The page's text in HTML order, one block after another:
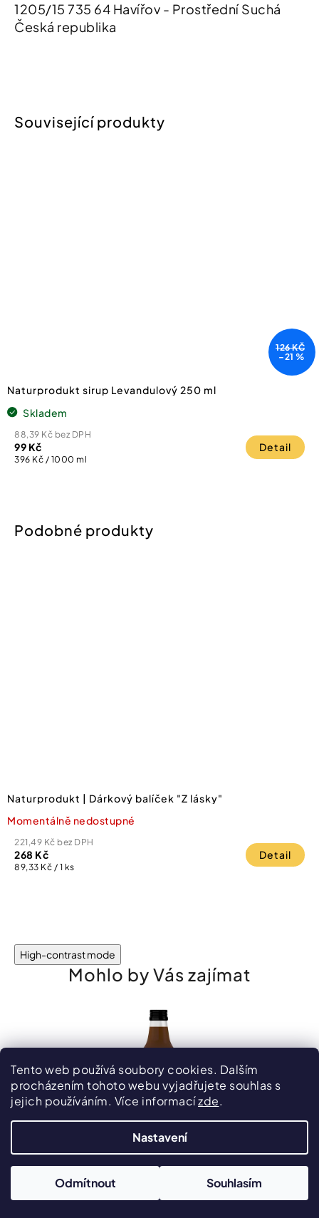
Tento web používá soubory cookies. Dalším
procházením tohoto webu vyjadřujete souhlas s
jejich používáním. Více informacízde.
Nastavení
Odmítnout Souhlasím
1205/15 735 64 Havířov - Prostřední Suchá
Česká republika
126 KČ
–21 %
Naturprodukt sirup Levandulový 250 ml
Skladem
88,39 Kč bez DPH
99 Kč
Měrná
396 Kč / 1000 ml
Detail
Naturprodukt | Dárkový balíček "Z lásky"
Momentálně nedostupné
221,49 Kč bez DPH
268 Kč
Měrná
89,33 Kč / 1 ks
Detail
High-contrast mode
Mohlo by Vás zajímat